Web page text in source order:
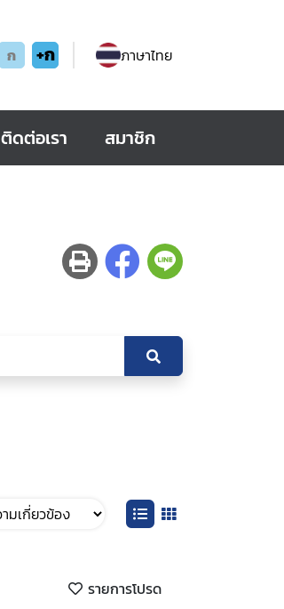
ก +ก ภาษาไทย
ติดต่อเรา สมาชิก
รายการโปรด